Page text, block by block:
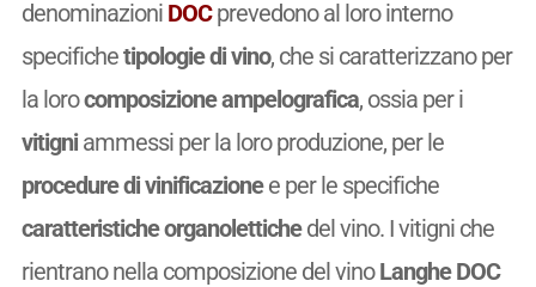
denominazioni DOCprevedono al loro interno
specifichetipologie di vino, che si caratterizzano per
la lorocomposizione ampelografica, ossia per i
vitigniammessi per la loro produzione, per le
procedure di vinificazionee per le specifiche
caratteristiche organolettichedel vino. I vitigni che
rientrano nella composizione del vinoLanghe DOC